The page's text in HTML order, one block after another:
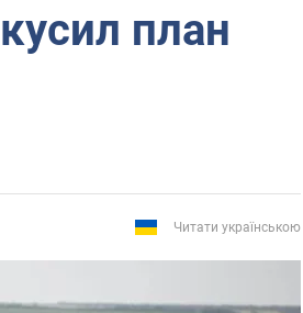
план
Читати українською